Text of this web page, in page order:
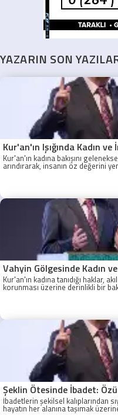
YAZARIN SON
Kur'an'ın Işığında Kadın ve
Kur'an'ın kadına bakışını
arındırarak, insanın öz değerini
Vahyin Gölgesinde Kadın
Kur'an'ın kadına tanıdığı haklar,
korunması üzerine derinlikli bir
Şeklin Ötesinde İbadet:
İbadetlerin şekilsel kalıplarından
hayatın her alanına taşımak